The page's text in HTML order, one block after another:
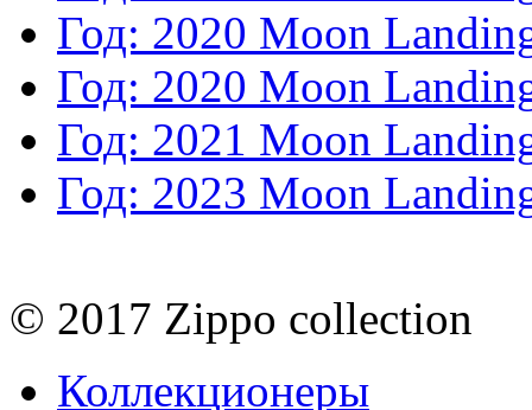
Год: 2020 Moon
Год: 2020 Moon
Год: 2021 Moon
Год: 2023 Moon
© 2017 Zippo collection
Коллекционеры